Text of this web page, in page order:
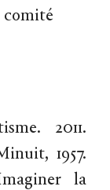
comité
2011.
1957.
la